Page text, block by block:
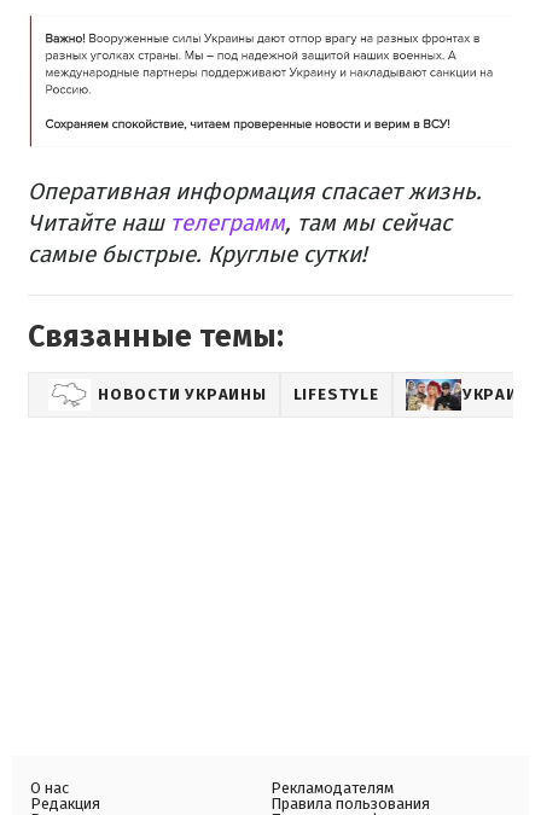
Оперативная информация спасает жизнь.
Читайте наш телеграмм, там мы сейчас
самые быстрые. Круглые сутки!
Связанные темы:
НОВОСТИ УКРАИНЫ LIFESTYLE
О нас
Редакция
Рекламодателям
Правила пользования